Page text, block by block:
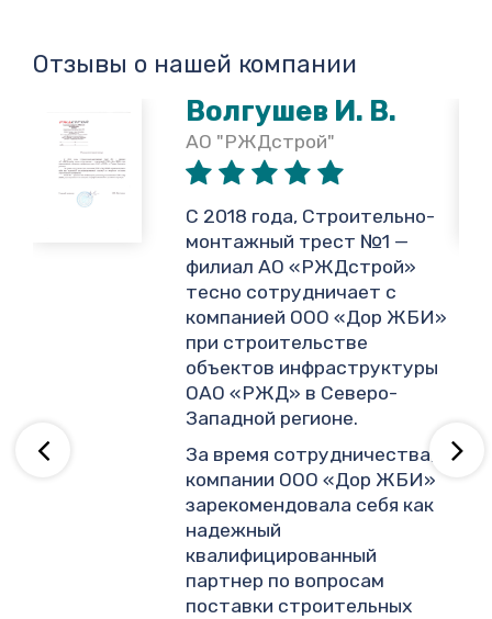
Отзывы о нашей компании
Волгушев И. В.
АО "РЖДстрой"
С 2018 года, Строительно-
монтажный трест №1 —
филиал АО «РЖДстрой»
тесно сотрудничает с
компанией ООО «Дор ЖБИ»
при строительстве
объектов инфраструктуры
ОАО «РЖД» в Северо-
Западной регионе.
За время сотрудничества,
компании ООО «Дор ЖБИ»
зарекомендовала себя как
надежный
квалифицированный
партнер по вопросам
поставки строительных